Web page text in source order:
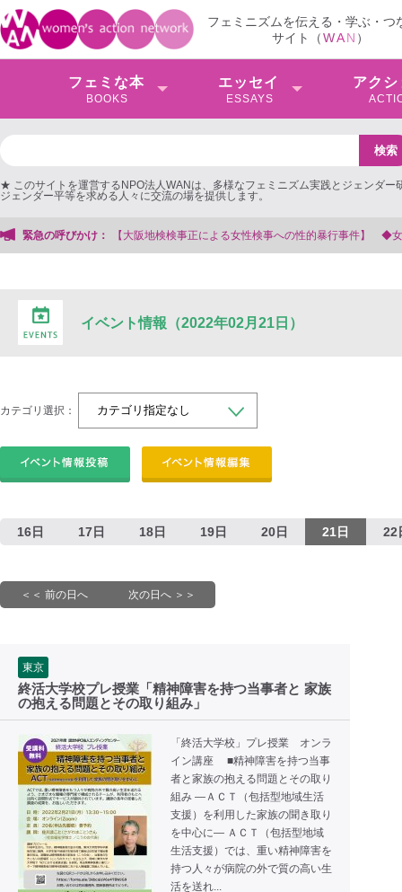
フェミニズムを伝える・学ぶ・つ
サイト（WAN ）
フェミな本
BOOKS
エッセイ
ESSAYS
アクシ
★ このサイトを運営するNPO法人WANは、多様なフェミニズム実践とジェンダー
ジェンダー平等を求める人々に交流の場を提供します。
緊急の呼びかけ：
正による女性検事への性的暴行事件】 ◆女性検事を支援する会事務局
イベント情報（2022年02月21日）
カテゴリ選択：
16日 17日 18日 19日 20日 21日 22
＜＜ 前の日へ 次の日へ ＞＞
東京
終活大学校プレ授業「精神障害を持つ当事者と 家族
の抱える問題とその取り組み」
「終活大学校」プレ授業 オンラ
イン講座 ■精神障害を持つ当事
者と家族の抱える問題とその取り
組み ―ＡＣＴ（包括型地域生活
支援）を利用した家族の聞き取り
を中心に― ＡＣＴ（包括型地域
生活支援）では、重い精神障害を
持つ人々が病院の外で質の高い生
活を送れ...